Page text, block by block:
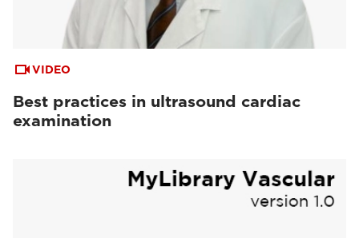
VIDEO
Best practices in ultrasound cardiac
examination